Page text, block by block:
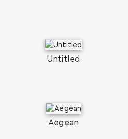
Untitled
Aegean